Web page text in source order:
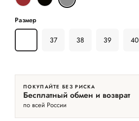
Размер
37 38 39 40
ПОКУПАЙТЕ БЕЗ РИСКА
Бесплатный обмен и возврат
по всей России